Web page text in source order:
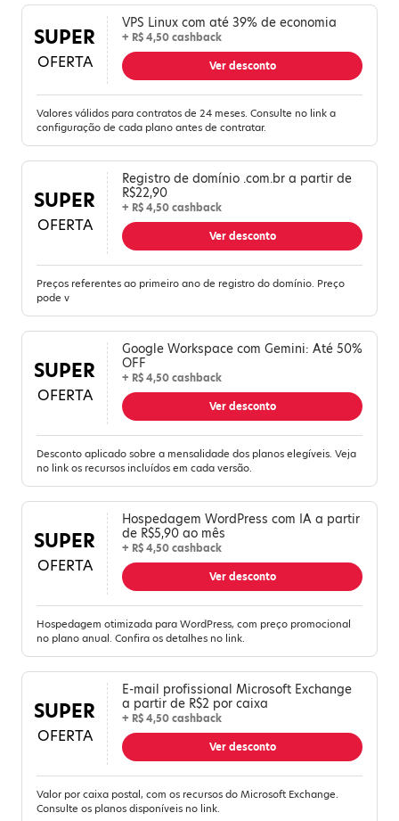
SUPER
OFERTA
VPS Linux com até 39% de economia
+ R$ 4,50 cashback
Ver desconto
Valores válidos para contratos de 24 meses. Consulte no link a
configuração de cada plano antes de contratar.
SUPER
OFERTA
Registro de domínio .com.br a partir de
R$22,90
+ R$ 4,50 cashback
Ver desconto
Preços referentes ao primeiro ano de registro do domínio. Preço
pode v
SUPER
OFERTA
Google Workspace com Gemini: Até 50%
OFF
+ R$ 4,50 cashback
Ver desconto
Desconto aplicado sobre a mensalidade dos planos elegíveis. Veja
no link os recursos incluídos em cada versão.
SUPER
OFERTA
Hospedagem WordPress com IA a partir
de R$5,90 ao mês
+ R$ 4,50 cashback
Ver desconto
Hospedagem otimizada para WordPress, com preço promocional
no plano anual. Confira os detalhes no link.
SUPER
OFERTA
E-mail profissional Microsoft Exchange
a partir de R$2 por caixa
+ R$ 4,50 cashback
Ver desconto
Valor por caixa postal, com os recursos do Microsoft Exchange.
Consulte os planos disponíveis no link.